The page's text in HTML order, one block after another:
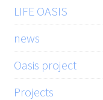
LIFE OASIS
news
Oasis project
Projects